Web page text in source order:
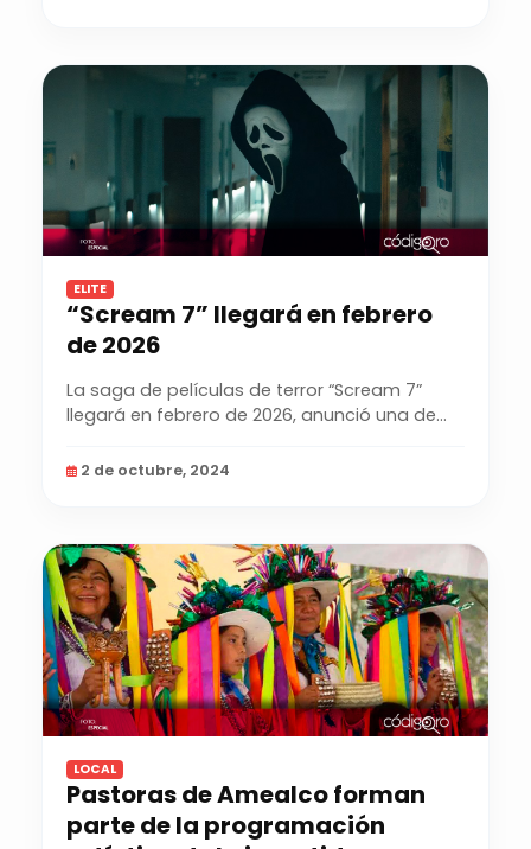
ELITE
“Scream 7” llegará en febrero
de 2026
La saga de películas de terror “Scream 7”
llegará en febrero de 2026, anunció una de
2 de octubre, 2024
LOCAL
Pastoras de Amealco forman
parte de la programación